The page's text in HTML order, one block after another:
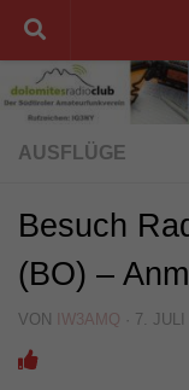
Unter dem Inhalt
AUSFLÜGE
Besuch
(BO) –
VON IW3AMQ · 7. JULI